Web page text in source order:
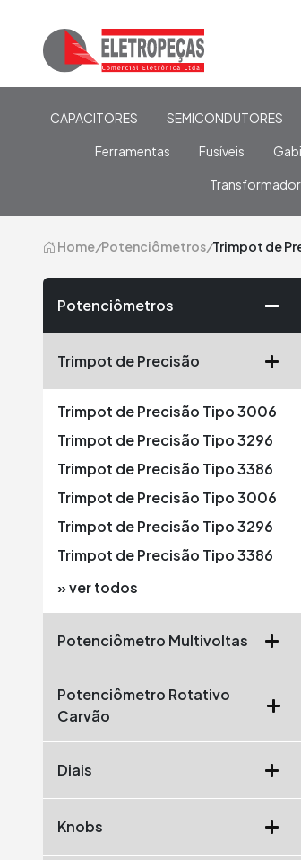
CAPACITORES SEMICONDUTORES
Ferramentas Fusíveis
Home/Potenciômetros/Trimpot de
Potenciômetros
Trimpot de Precisão
Trimpot de Precisão Tipo 3006
Trimpot de Precisão Tipo 3296
Trimpot de Precisão Tipo 3386
Trimpot de Precisão Tipo 3006
Trimpot de Precisão Tipo 3296
Trimpot de Precisão Tipo 3386
» ver todos
Potenciômetro Multivoltas
Potenciômetro Rotativo
Carvão
Diais
Knobs